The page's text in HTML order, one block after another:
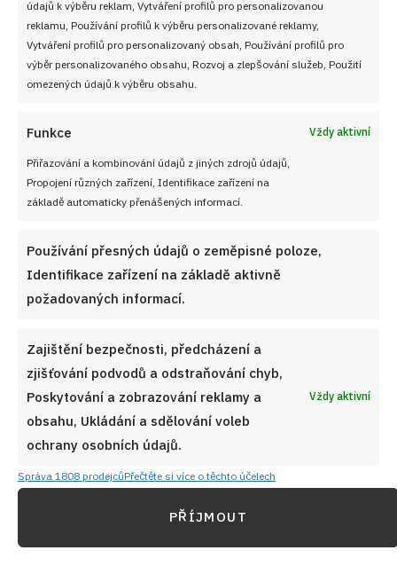
údajů k výběru reklam, Vytváření profilů pro personalizovanou
reklamu, Používání profilů k výběru personalizované reklamy,
Vytváření profilů pro personalizovaný obsah, Používání profilů pro
výběr personalizovaného obsahu, Rozvoj a zlepšování služeb, Použití
omezených údajů k výběru obsahu.
Funkce Vždy aktivní
Přiřazování a kombinování údajů z jiných zdrojů údajů,
Propojení různých zařízení, Identifikace zařízení na
základě automaticky přenášených informací.
Používání přesných údajů o zeměpisné poloze,
Identifikace zařízení na základě aktivně
požadovaných informací.
Zajištění bezpečnosti, předcházení a
zjišťování podvodů a odstraňování chyb,
Poskytování a zobrazování reklamy a
obsahu, Ukládání a sdělování voleb
ochrany osobních údajů.
Vždy aktivní
Správa 1808 prodejcůPřečtěte si více o těchto účelech
PŘÍJMOUT
VYZKOUŠEJTE TAKÉ
Vynikající obrácený řízek, který klasiku strčí do kapsy:
Tento geniální trik si ihned zamilujete
6. 8. 2026